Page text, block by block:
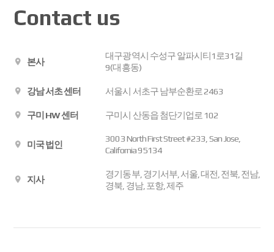
Contact us
본사
대구광역시 수성구 알파시티1로31길
9(대흥동)
강남 서초 센터 서울시 서초구 남부순환로 2463
구미 HW 센터 구미시 산동읍 첨단기업로 102
미국 법인
3003 North First Street #233, San Jose,
California 95134
지사
경기동부, 경기서부, 서울, 대전, 전북, 전남,
경북, 경남, 포항, 제주